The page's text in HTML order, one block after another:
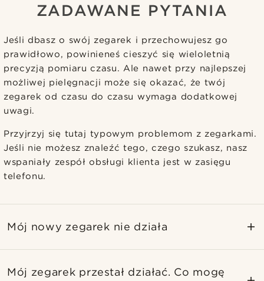
ZADAWANE PYTANIA
Jeśli dbasz o swój zegarek i przechowujesz go
prawidłowo, powinieneś cieszyć się wieloletnią
precyzją pomiaru czasu. Ale nawet przy najlepszej
możliwej pielęgnacji może się okazać, że twój
zegarek od czasu do czasu wymaga dodatkowej
uwagi.
Przyjrzyj się tutaj typowym problemom z zegarkami.
Jeśli nie możesz znaleźć tego, czego szukasz, nasz
wspaniały zespół obsługi klienta jest w zasięgu
telefonu.
Mój nowy zegarek nie działa
Mój zegarek przestał działać. Co mogę